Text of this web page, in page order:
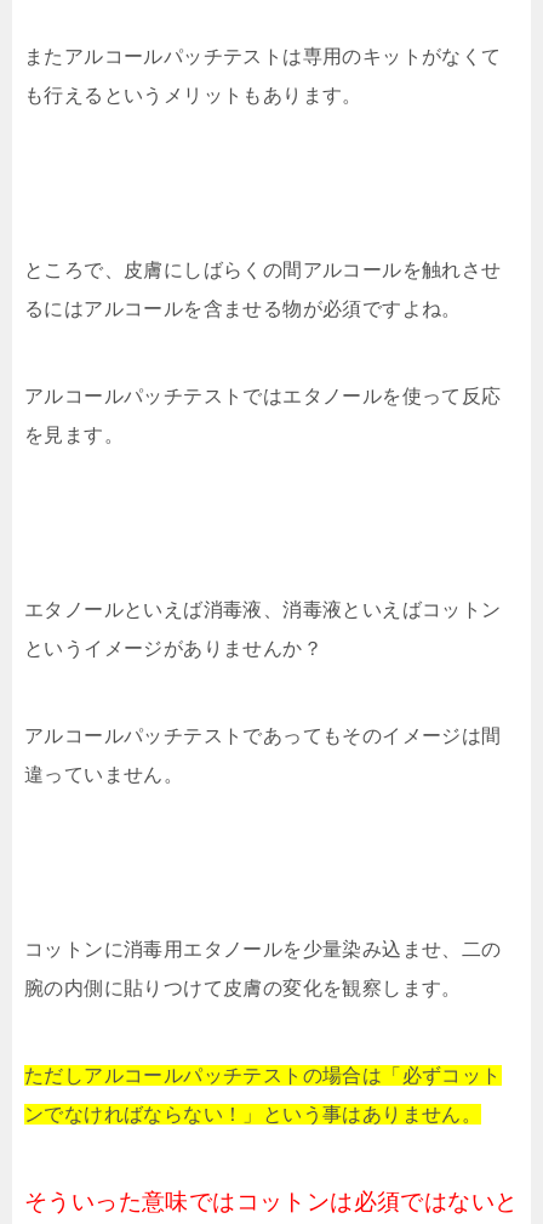
またアルコールパッチテストは専用のキットがなくて
も行えるというメリットもあります。
ところで、皮膚にしばらくの間アルコールを触れさせ
るにはアルコールを含ませる物が必須ですよね。
アルコールパッチテストではエタノールを使って反応
を見ます。
エタノールといえば消毒液、消毒液といえばコットン
というイメージがありませんか？
アルコールパッチテストであってもそのイメージは間
違っていません。
コットンに消毒用エタノールを少量染み込ませ、二の
腕の内側に貼りつけて皮膚の変化を観察します。
ただしアルコールパッチテストの場合は「必ずコット
ンでなければならない！」という事はありません。
そういった意味ではコットンは必須ではないと